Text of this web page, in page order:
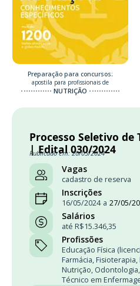
Preparação para concursos:
apostila para profissionais de
NUTRIÇÃO
Processo Seletivo de
| Edital 030/2024
Publicado em: 20/05/2024
Vagas
cadastro de reserva
Inscrições
16/05/2024 a 27/05/
Salários
até R$15.346,35
Profissões
Educação Física
Farmácia, Fisioterapia,
Nutrição, Odontologia,
Técnico em